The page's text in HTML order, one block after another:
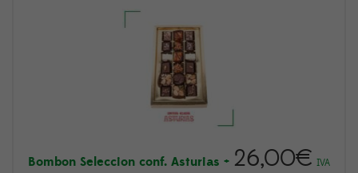
Bombon Seleccion conf. Asturias + 26,00€ IVA